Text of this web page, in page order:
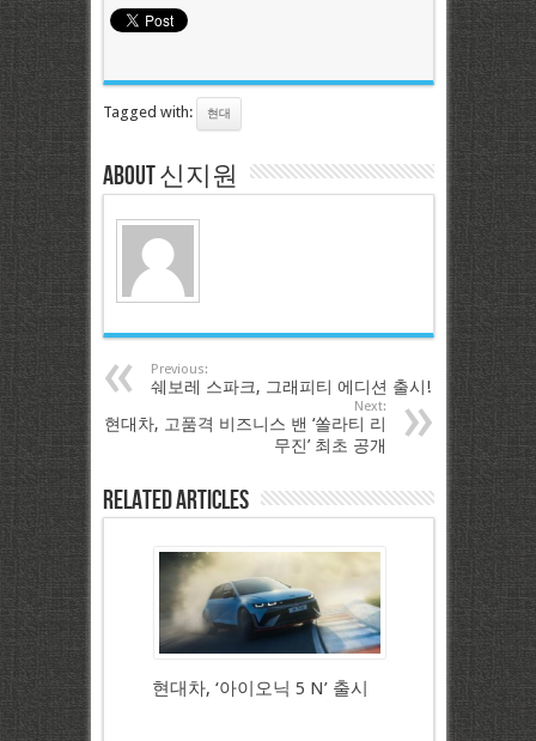
Tagged with: 현대
About 신지원
Previous:
쉐보레 스파크, 그래피티 에디션 출시!
Next:
현대차, 고품격 비즈니스 밴 ‘쏠라티 리
무진’ 최초 공개
Related Articles
현대차, ‘아이오닉 5 N’ 출시